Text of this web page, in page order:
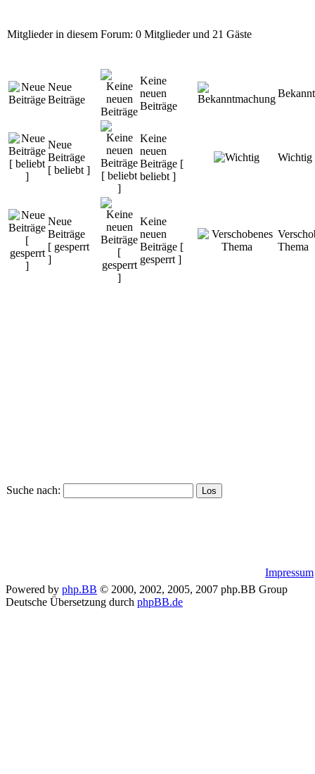
Mitglieder in diesem Forum: 0 Mitglieder und 21 Gäste
Neue
Beiträge
Keine
neuen
Beiträge
Neue
Beiträge
[ beliebt ]
Keine
neuen
Beiträge [
beliebt ]
Wichtig
Neue
Beiträge
[ gesperrt
]
Keine
neuen
Beiträge [
gesperrt ]
Thema
Suche nach:
Impressum
Powered by php.BB © 2000, 2002, 2005, 2007 php.BB Group
Deutsche Übersetzung durch phpBB.de